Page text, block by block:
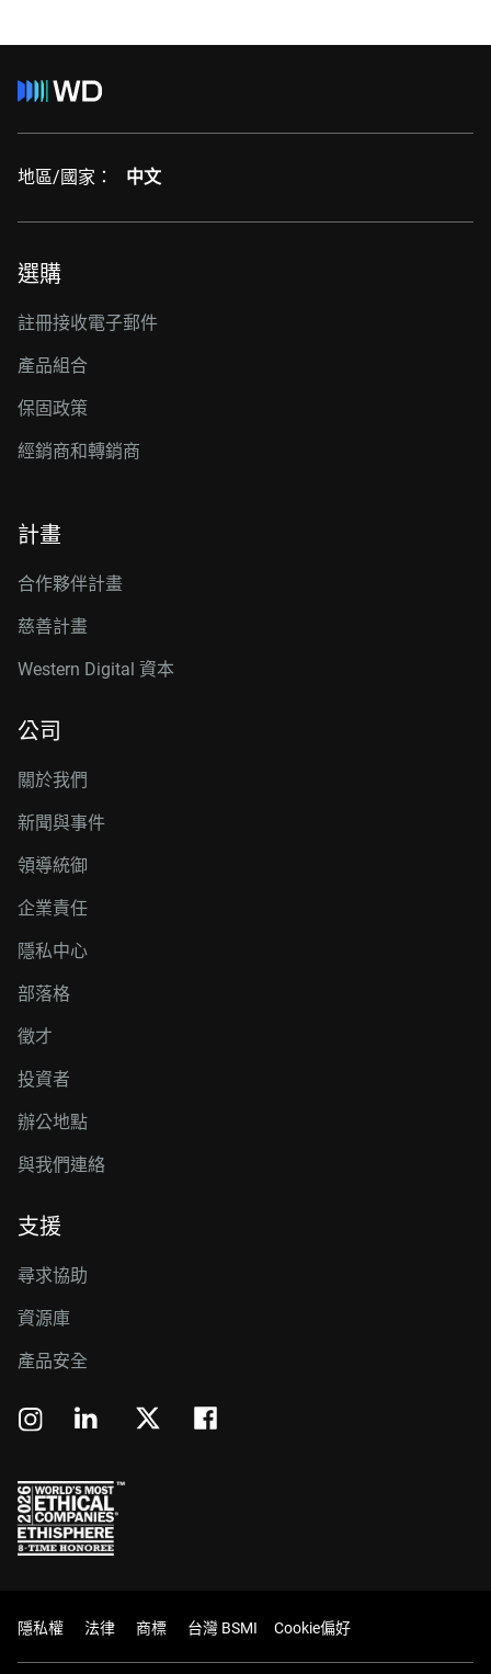
地區/國家： 中文
選購
註冊接收電子郵件
產品組合
保固政策
經銷商和轉銷商
計畫
合作夥伴計畫
慈善計畫
Western Digital 資本
公司
關於我們
新聞與事件
領導統御
企業責任
隱私中心
部落格
徵才
投資者
辦公地點
與我們連絡
支援
尋求協助
資源庫
產品安全
隱私權 法律 商標 台灣 BSMI Cookie偏好